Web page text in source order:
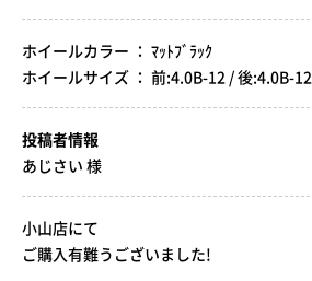
ホイールカラー ： ﾏｯﾄﾌﾞﾗｯｸ
ホイールサイズ ： 前:4.0B-12 / 後:4.0B-12
投稿者情報
あじさい 様
小山店にて
ご購入有難うございました!